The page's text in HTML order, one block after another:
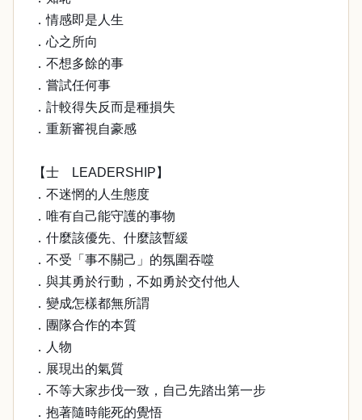
．情感即是人生
．心之所向
．不想多餘的事
．嘗試任何事
．計較得失反而是種損失
．重新審視自豪感
【士 LEADERSHIP】
．不迷惘的人生態度
．唯有自己能守護的事物
．什麼該優先、什麼該暫緩
．不受「事不關己」的氛圍吞噬
．與其勇於行動，不如勇於交付他人
．變成怎樣都無所謂
．團隊合作的本質
．人物
．展現出的氣質
．不等大家步伐一致，自己先踏出第一步
．抱著隨時能死的覺悟